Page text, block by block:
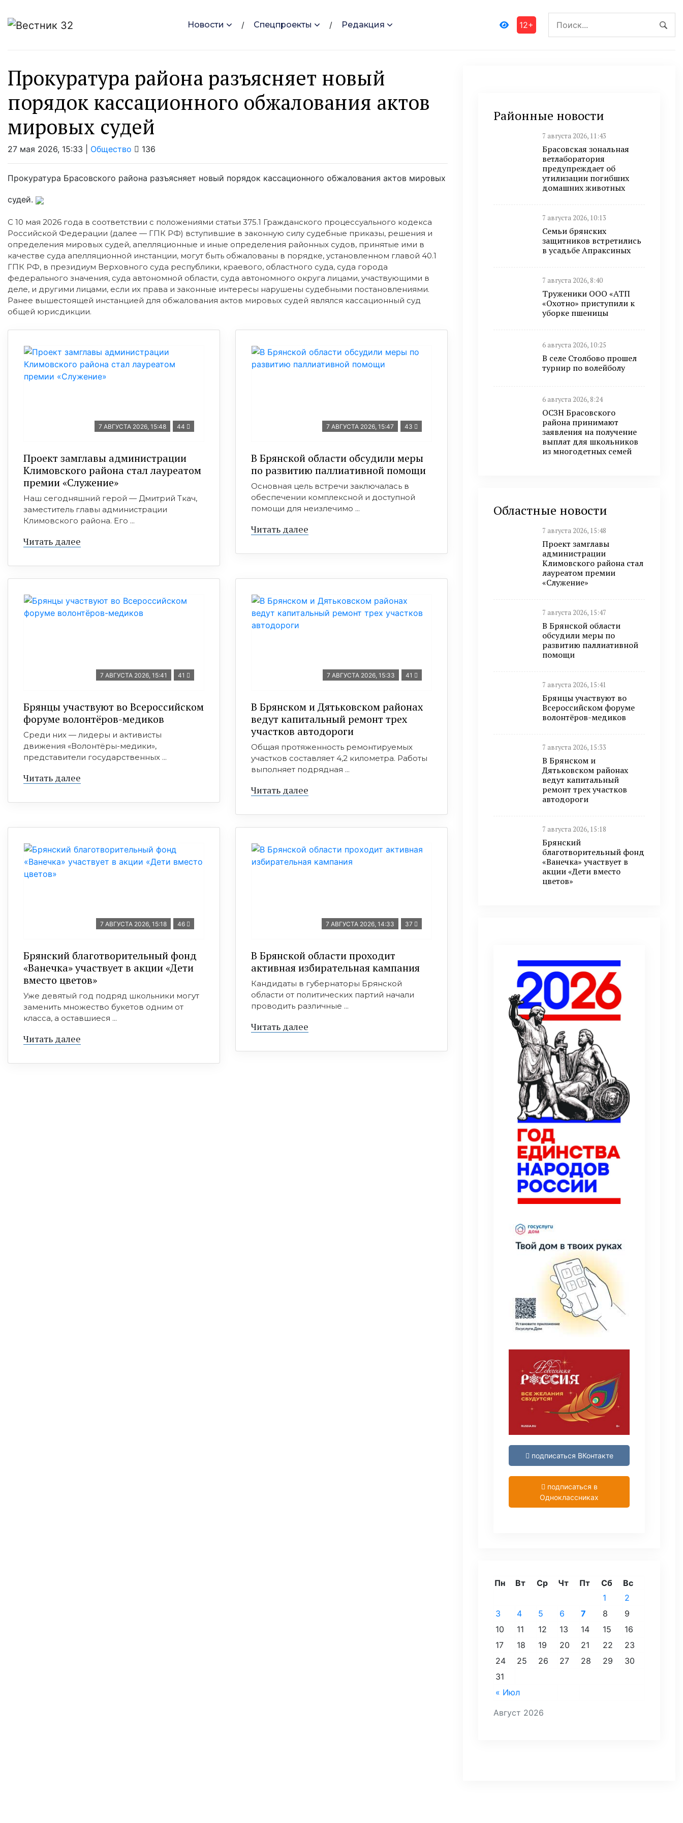
Новости Спецпроекты Редакция 12+
Прокуратура района разъясняет новый
порядок кассационного обжалования актов
мировых судей
27 мая 2026, 15:33 | Общество 136
Прокуратура Брасовского района разъясняет новый порядок кассационного обжалования актов мировых
судей.
С 10 мая 2026 года в соответствии с положениями статьи 375.1 Гражданского процессуального кодекса
Российской Федерации (далее — ГПК РФ) вступившие в законную силу судебные приказы, решения и
определения мировых судей, апелляционные и иные определения районных судов, принятые ими в
качестве суда апелляционной инстанции, могут быть обжалованы в порядке, установленном главой 40.1
ГПК РФ, в президиум Верховного суда республики, краевого, областного суда, суда города
федерального значения, суда автономной области, суда автономного округа лицами, участвующими в
деле, и другими лицами, если их права и законные интересы нарушены судебными постановлениями.
Ранее вышестоящей инстанцией для обжалования актов мировых судей являлся кассационный суд
общей юрисдикции.
7 АВГУСТА 2026, 15:48 44
Проект замглавы администрации
Климовского района стал лауреатом
премии «Служение»
Наш сегодняшний герой — Дмитрий Ткач,
заместитель главы администрации
Климовского района. Его ...
Читать далее
7 АВГУСТА 2026, 15:47 43
В Брянской области обсудили меры
по развитию паллиативной помощи
Основная цель встречи заключалась в
обеспечении комплексной и доступной
помощи для неизлечимо ...
Читать далее
7 АВГУСТА 2026, 15:41 41
Брянцы участвуют во Всероссийском
форуме волонтёров-медиков
Среди них — лидеры и активисты
движения «Волонтёры-медики»,
представители государственных ...
Читать далее
7 АВГУСТА 2026, 15:33 41
В Брянском и Дятьковском районах
ведут капитальный ремонт трех
участков автодороги
Общая протяженность ремонтируемых
участков составляет 4,2 километра. Работы
выполняет подрядная ...
Читать далее
7 АВГУСТА 2026, 15:18 46
Брянский благотворительный фонд
«Ванечка» участвует в акции «Дети
вместо цветов»
Уже девятый год подряд школьники могут
заменить множество букетов одним от
класса, а оставшиеся ...
Читать далее
7 АВГУСТА 2026, 14:33 37
В Брянской области проходит
активная избирательная кампания
Кандидаты в губернаторы Брянской
области от политических партий начали
проводить различные ...
Читать далее
Районные новости
7 августа 2026, 11:43
Брасовская зональная
ветлаборатория
предупреждает об
утилизации погибших
домашних животных
7 августа 2026, 10:13
Семьи брянских
защитников встретились
в усадьбе Апраксиных
7 августа 2026, 8:40
Труженики ООО «АТП
«Охотно» приступили к
уборке пшеницы
6 августа 2026, 10:25
В селе Столбово прошел
турнир по волейболу
6 августа 2026, 8:24
ОСЗН Брасовского
района принимают
заявления на получение
выплат для школьников
из многодетных семей
Областные новости
7 августа 2026, 15:48
Проект замглавы
администрации
Климовского района стал
лауреатом премии
«Служение»
7 августа 2026, 15:47
В Брянской области
обсудили меры по
развитию паллиативной
помощи
7 августа 2026, 15:41
Брянцы участвуют во
Всероссийском форуме
волонтёров-медиков
7 августа 2026, 15:33
В Брянском и
Дятьковском районах
ведут капитальный
ремонт трех участков
автодороги
7 августа 2026, 15:18
Брянский
благотворительный фонд
«Ванечка» участвует в
акции «Дети вместо
цветов»
подписаться ВКонтакте
подписаться в
Одноклассниках
Август 2026
Пн Вт Ср Чт Пт Сб Вс
« Июл
1
2
3
4 5 6 7 8
9
10
11 12 13 14 15
16
17
18 19 20 21 22
23
24
25 26 27 28 29
30
31